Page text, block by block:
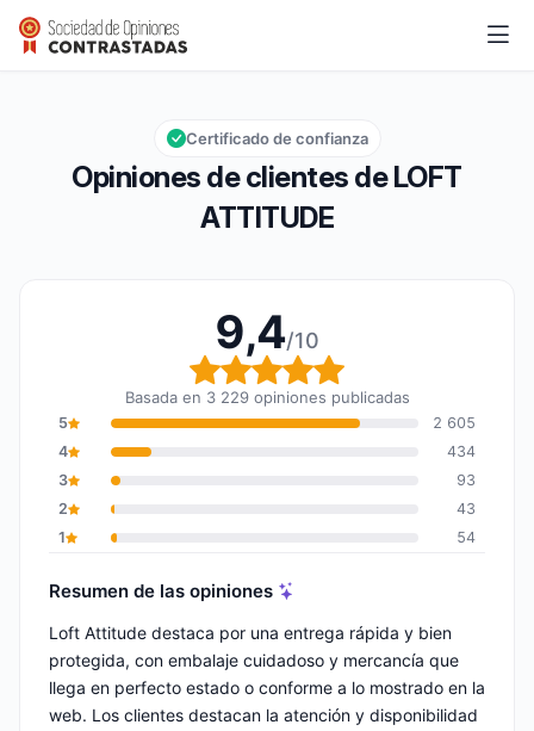
LOFT ATTITUDE
Calificación global: 9,4 de 10
9,4/10
Opiniones de clientes de LOFT
ATTITUDE
Certificado de confianza
9,4/10
Calificación global: 9,4
Basada en 3 229 opiniones publicadas
5
2 605
4
434
3
93
2
43
1
54
Resumen de las opiniones
Loft Attitude destaca por una entrega rápida y bien
protegida, con embalaje cuidadoso y mercancía que
llega en perfecto estado o conforme a lo mostrado en la
web. Los clientes destacan la atención y disponibilidad